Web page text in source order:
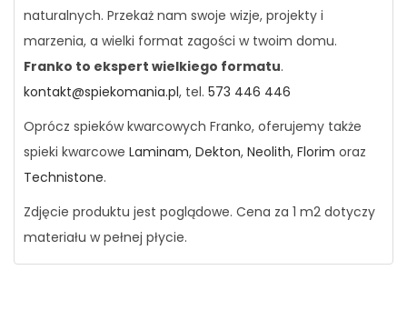
naturalnych. Przekaż nam swoje wizje, projekty i
marzenia, a wielki format zagości w twoim domu.
Franko to ekspert wielkiego formatu.
kontakt@spiekomania.pl, tel. 573 446 446
Oprócz spieków kwarcowych Franko, oferujemy także
spieki kwarcowe Laminam, Dekton, Neolith, Florim oraz
Technistone.
Zdjęcie produktu jest poglądowe. Cena za 1 m2 dotyczy
materiału w pełnej płycie.